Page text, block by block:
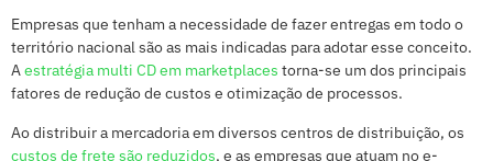
Empresas que tenham a necessidade de fazer entregas em todo o
território nacional são as mais indicadas para adotar esse conceito.
Aestratégia multi CD em marketplaces torna-se um dos principais
fatores de redução de custos e otimização de processos.
Ao distribuir a mercadoria em diversos centros de distribuição, os
custos de frete são reduzidos, e as empresas que atuam no e-